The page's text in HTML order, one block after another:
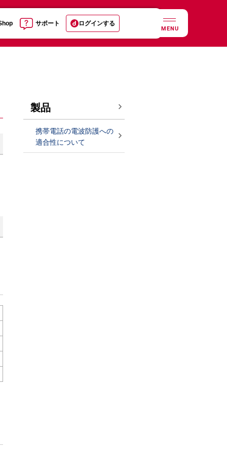
サポート ログインする
MENU
製品
携帯電話の電波防護への
適合性について